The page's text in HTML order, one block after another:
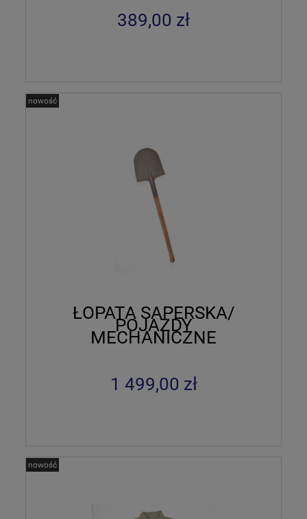
389,00 zł
ŁOPATA SAPERSKA/
POJAZDY
MECHANICZNE
1 499,00 zł
nowość
nowość